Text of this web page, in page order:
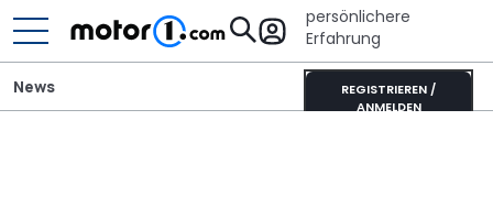
persönlichere
Erfahrung
REGISTRIEREN /
ANMELDEN
News